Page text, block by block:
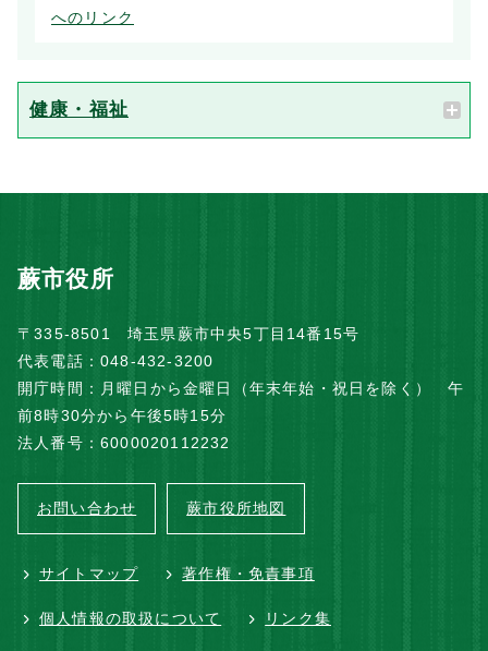
へのリンク
健康・福祉
蕨市役所
〒335-8501 埼玉県蕨市中央5丁目14番15号
代表電話：048-432-3200
開庁時間：月曜日から金曜日（年末年始・祝日を除く） 午
前8時30分から午後5時15分
法人番号：6000020112232
お問い合わせ 蕨市役所地図
サイトマップ 著作権・免責事項
個人情報の取扱について リンク集